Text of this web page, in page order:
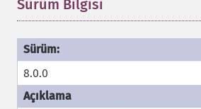
Sürüm Bilgisi
8.0.0